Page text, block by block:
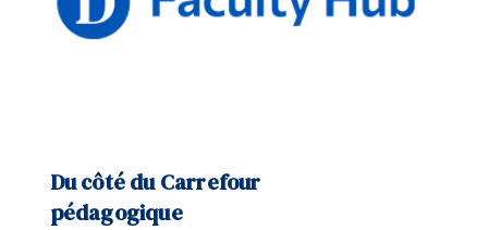
Du côté du Carrefour
pédagogique